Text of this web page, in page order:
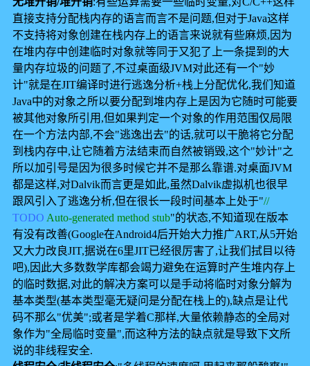
直接支持分配栈内存的语言而言不是问题,但对于Java这样
不支持将对象创建在栈内存上的语言来说就有些麻烦,因为
在堆内存中创建临时对象就等同于又犯了上一条提到的大
量内存垃圾的问题了,不过桌面级JVM对此还有一个"妙
计"就是在JIT编译时进行逃逸分析+栈上分配优化,我们知道
Java中的对象之所以要分配到堆内存上是因为它随时可能要
被其他对象所引用,但如果判定一个对象的作用范围仅局限
在一个方法内部,不会"逃逸出去"的话,就可以干脆将它分配
到栈内存中,让它随着方法结束而自然被销毁,这个"妙计"之
所以加引号是因为很多时候它并不是那么靠谱.对桌面JVM
都是这样,对Dalvik而言更是如此,虽然Dalvik虚拟机也很早
跟风引入了逃逸分析,但在很长一段时间基本上处于"//
TODO Auto-generated method stub"的状态,不知道现在版本
有没有改善(Google在Android4后开始大力推广ART,从5开始
又大力改良JIT,据说在6里JIT已经很厉害了,让我们拭目以待
吧),因此大多数数学库都会竭力避免在运算时产生堆内存上
的临时数据,对此的解决方案可以是手动将临时对象分解为
基本类型(基本类型毫无疑问是分配在栈上的),缺点是让代
码不那么"优美";或者是学着C那样,大量依赖静态的全局对
象作为"全局临时变量",而这种方法的缺点就是导致下文所
说的非线程安全.